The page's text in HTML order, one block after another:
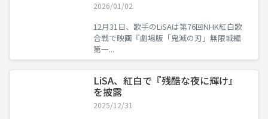
2026/01/02
12月31日、歌手のLiSAは第76回NHK紅白歌
合戦で映画『劇場版「鬼滅の刃」無限城編
第一...
LiSA、紅白で『残酷な夜に輝け』
を披露
2025/12/31